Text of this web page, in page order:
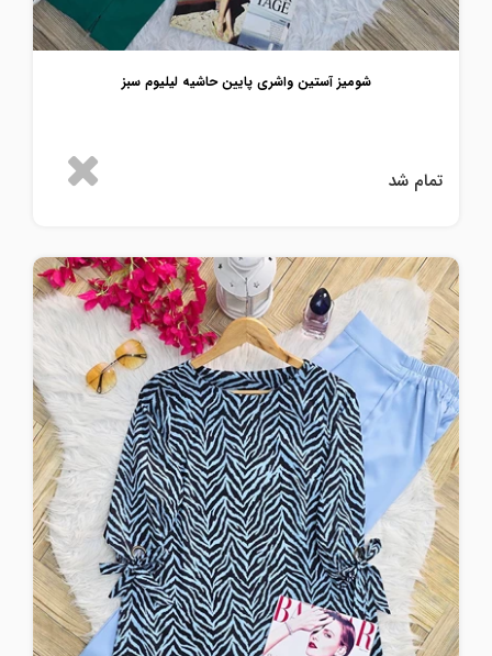
شومیز آستین واشری پایین حاشیه لیلیوم سبز
تمام شد